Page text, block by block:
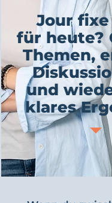
Jour fixe
für heute?
Themen,
und
klares